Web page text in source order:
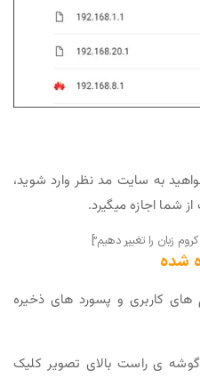
به سایت مد نظر وارد شوید،
شما اجازه میگیرد.
شده
کاربری و پسورد های ذخیره
ی راست بالای تصویر کلیک